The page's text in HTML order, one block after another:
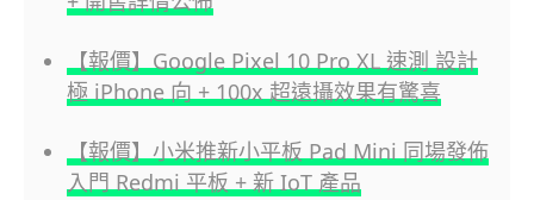
【報價】Google Pixel 10 Pro XL 速測 設計
極 iPhone 向 + 100x 超遠攝效果有驚喜
【報價】小米推新小平板 Pad Mini 同場發佈
入門 Redmi 平板 + 新 IoT 產品